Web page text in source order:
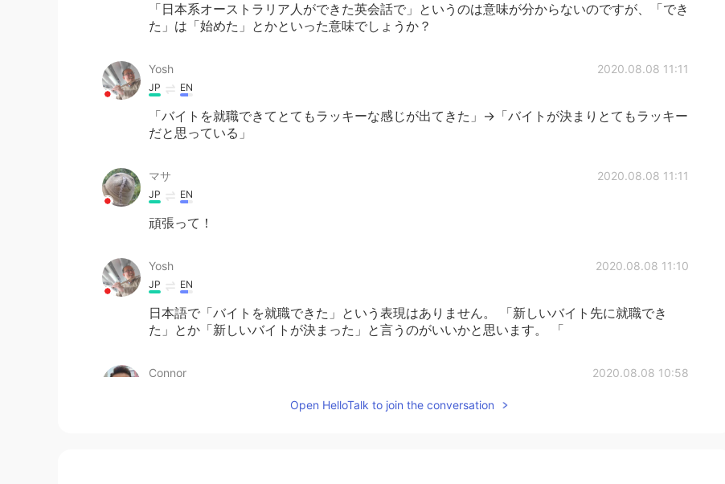
「日本系オーストラリア人ができた英会話で」というのは意味が分からないのですが、「でき
た」は「始めた」とかといった意味でしょうか？
Yosh 2020.08.08 11:11
JP EN
「バイトを就職できてとてもラッキーな感じが出てきた」→「バイトが決まりとてもラッキー
だと思っている」
マサ 2020.08.08 11:11
JP EN
頑張って！
Yosh 2020.08.08 11:10
JP EN
日本語で「バイトを就職できた」という表現はありません。 「新しいバイト先に就職でき
た」とか「新しいバイトが決まった」と言うのがいいかと思います。 「
Connor 2020.08.08 10:58
Open HelloTalk to join the conversation